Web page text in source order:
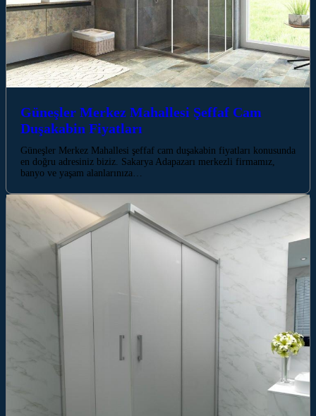
Güneşler Merkez Mahallesi Şeffaf Cam
Duşakabin Fiyatları
Güneşler Merkez Mahallesi şeffaf cam duşakabin fiyatları konusunda
en doğru adresiniz biziz. Sakarya Adapazarı merkezli firmamız,
banyo ve yaşam alanlarınıza…